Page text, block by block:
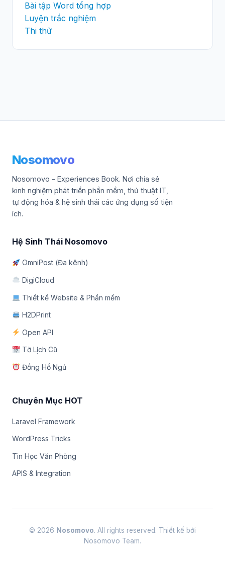
Bài tập Word tổng hợp
Luyện trắc nghiệm
Thi thử
Nosomovo
Nosomovo - Experiences Book. Nơi chia sẻ
kinh nghiệm phát triển phần mềm, thủ thuật IT,
tự động hóa & hệ sinh thái các ứng dụng số tiện
ích.
Hệ Sinh Thái Nosomovo
OmniPost (Đa kênh)
DigiCloud
Thiết kế Website & Phần mềm
H2DPrint
Open API
Tờ Lịch Cũ
Đồng Hồ Ngủ
Chuyên Mục HOT
Laravel Framework
WordPress Tricks
Tin Học Văn Phòng
APIS & Integration
© 2026 Nosomovo. All rights reserved. Thiết kế bởi
Nosomovo Team.